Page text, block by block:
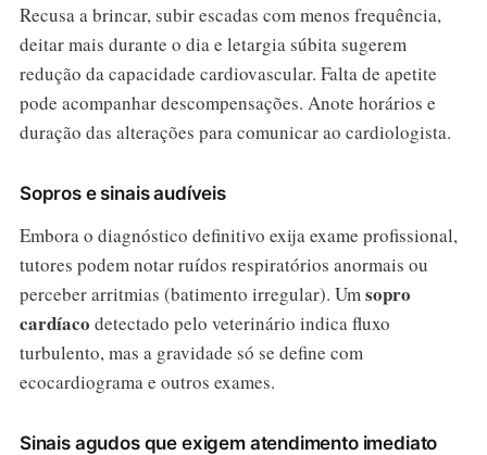
Recusa a brincar, subir escadas com menos frequência,
deitar mais durante o dia e letargia súbita sugerem
redução da capacidade cardiovascular. Falta de apetite
pode acompanhar descompensações. Anote horários e
duração das alterações para comunicar ao cardiologista.
Sopros e sinais audíveis
Embora o diagnóstico definitivo exija exame profissional,
tutores podem notar ruídos respiratórios anormais ou
perceber arritmias (batimento irregular). Umsopro
cardíaco detectado pelo veterinário indica fluxo
turbulento, mas a gravidade só se define com
ecocardiograma e outros exames.
Sinais agudos que exigem atendimento imediato